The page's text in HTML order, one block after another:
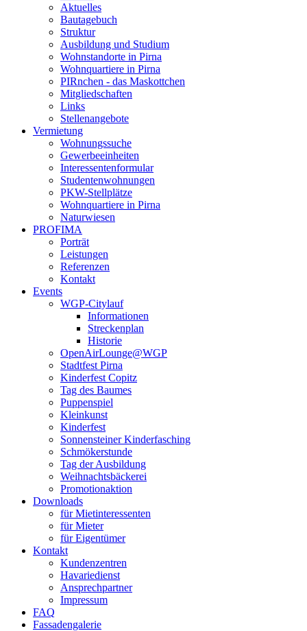
Aktuelles
Bautagebuch
Struktur
Ausbildung und Studium
Wohnstandorte in Pirna
Wohnquartiere in Pirna
PIRnchen - das Maskottchen
Mitgliedschaften
Links
Stellenangebote
Vermietung
Wohnungssuche
Gewerbeeinheiten
Interessentenformular
Studentenwohnungen
PKW-Stellplätze
Wohnquartiere in Pirna
Naturwiesen
PROFIMA
Porträt
Leistungen
Referenzen
Kontakt
Events
WGP-Citylauf
Informationen
Streckenplan
Historie
OpenAirLounge@WGP
Stadtfest Pirna
Kinderfest Copitz
Tag des Baumes
Puppenspiel
Kleinkunst
Kinderfest
Sonnensteiner Kinderfasching
Schmökerstunde
Tag der Ausbildung
Weihnachtsbäckerei
Promotionaktion
Downloads
für Mietinteressenten
für Mieter
für Eigentümer
Kontakt
Kundenzentren
Havariedienst
Ansprechpartner
Impressum
FAQ
Fassadengalerie